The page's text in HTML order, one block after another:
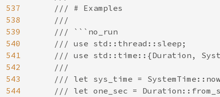
537
538
539
540
541
542
543
544
    /// # Examples
    ///
    /// ```no_run
    /// use std::thread::sleep;
/// use std::time::{Duration,
    ///
/// let sys_time =
/// let one_sec =